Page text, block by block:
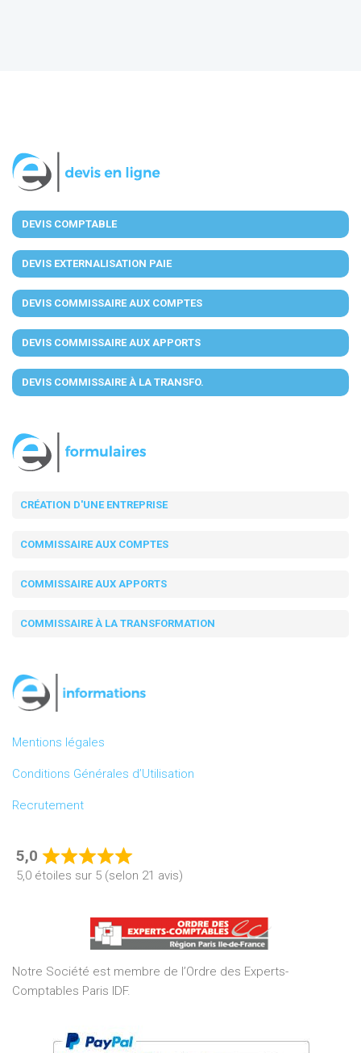
DEVIS COMPTABLE
DEVIS EXTERNALISATION PAIE
DEVIS COMMISSAIRE AUX COMPTES
DEVIS COMMISSAIRE AUX APPORTS
DEVIS COMMISSAIRE À LA TRANSFO.
CRÉATION D'UNE ENTREPRISE
COMMISSAIRE AUX COMPTES
COMMISSAIRE AUX APPORTS
COMMISSAIRE À LA TRANSFORMATION
Mentions légales
Conditions Générales d’Utilisation
Recrutement
5,0
Rated
5,0
of
5
5,0 étoiles sur 5 (selon 21 avis)
Notre Société est membre de l’Ordre des Experts-
Comptables Paris IDF.